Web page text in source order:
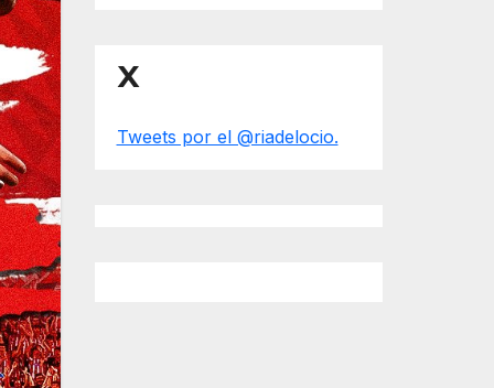
X
Tweets por el @riadelocio.